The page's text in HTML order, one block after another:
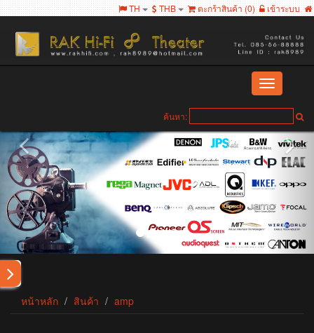
เข้าระบบ
ตะกร้าสินค้า (0)
THB
TH
Toggle
navigation
ค้นหา:
หน้าหลัก สินค้า amp